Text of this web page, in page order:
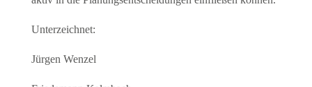
Unterzeichnet:
Jürgen Wenzel